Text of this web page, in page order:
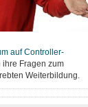
auf Controller-
Fragen zum
Weiterbildung.